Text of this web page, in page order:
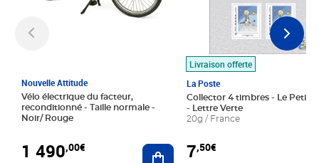
Nouvelle Attitude
Vélo électrique du facteur,
reconditionné - Taille normale -
Noir/ Rouge
1 490,00€ Ajouter au panier
Livraison offerte
La Poste
Collector 4 timbres - Le Petit
- Lettre Verte
20g / France
7,50€